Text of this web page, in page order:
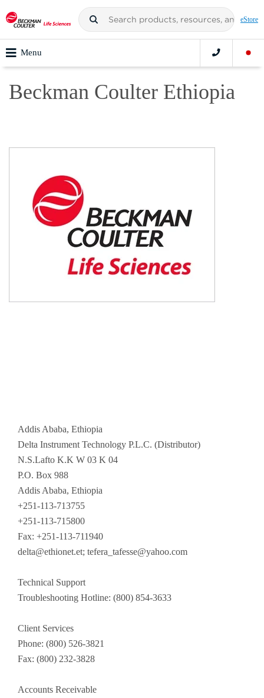
eStore
Menu
Beckman Coulter Ethiopia
Addis Ababa, Ethiopia
Delta Instrument Technology P.L.C. (Distributor)
N.S.Lafto K.K W 03 K 04
P.O. Box 988
Addis Ababa, Ethiopia
+251-113-713755
+251-113-715800
Fax: +251-113-711940
delta@ethionet.et; tefera_tafesse@yahoo.com
Technical Support
Troubleshooting Hotline: (800) 854-3633
Client Services
Phone: (800) 526-3821
Fax: (800) 232-3828
Accounts Receivable